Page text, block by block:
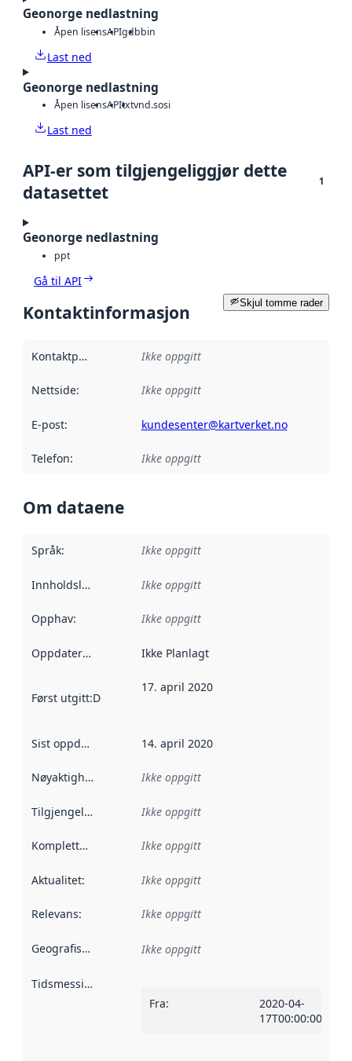
Geonorge nedlastning
Åpen lisensAPIgdbbin
Last ned
Geonorge nedlastning
Åpen lisensAPItxtvnd.sosi
Last ned
API-er som tilgjengeliggjør dette
datasettet
1
Geonorge nedlastning
ppt
Gå til API
Skjul tomme rader
Kontaktinformasjon
Kontaktpunkt Ikke oppgitt
Nettside: Ikke oppgitt
E-post: kundesenter@kartverket.no
Telefon: Ikke oppgitt
Om dataene
Språk: Ikke oppgitt
Innholdsleverandører :
Ikke oppgitt
Opphav: Ikke oppgitt
Oppdateringsfrekvens :
Ikke Planlagt
Først utgitt:Denne datoen sier når dataene i dette
17. april 2020
Sist oppdatert 14. april 2020
Nøyaktighet Ikke oppgitt
Tilgjengelighet Ikke oppgitt
Kompletthet Ikke oppgitt
Aktualitet: Ikke oppgitt
Relevans: Ikke oppgitt
Geografisk avgrensning :
Ikke oppgitt
Tidsmessig avgrensning
Fra:
2020-04-
17T00:00:00Z